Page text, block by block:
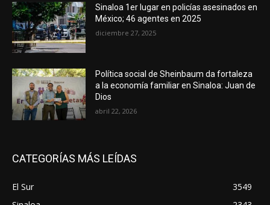
Sinaloa 1er lugar en policías asesinados en
México; 46 agentes en 2025
diciembre 27, 2025
Política social de Sheinbaum da fortaleza
a la economía familiar en Sinaloa: Juan de
Dios
abril 22, 2026
CATEGORÍAS MÁS LEÍDAS
El Sur
3549